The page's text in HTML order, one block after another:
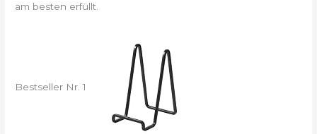
am besten erfüllt.
Bestseller Nr. 1